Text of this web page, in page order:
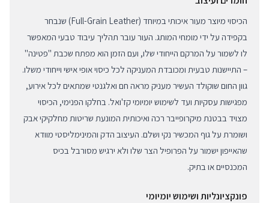
הכיסוי מיוצר מעור איכותי במיוחד (Full-Grain Leather) שנבחר
בקפידה על ידי מומחי המותג. העור עובר תהליך עיבוד טבעי המאפשר
לו לשמור על המרקם הייחודי שלו, ועם הזמן הוא מפתח שכבת "פטינה"
– התיישנות טבעית ומכובדת המעניקה לכל כיסוי אופי אישי וייחודי משלו.
גוון החום שוקולד העשיר מעניק מראה חם ואלגנטי שמתאים לכל אירוע,
מפגישות עסקיות ועד לשימוש יומיומי קז'ואל. בחלקו הפנימי, הכיסוי
מצויד בבטנת מיקרופייבר רכה ואיכותית המונעת שריטות מחלקיקי אבק
ושומרת על גוף המכשיר נקי ושלם. העיצוב הדק והמינימליסטי מוודא
שהאייפון ישמור על הפרופיל הצר שלו ולא ירגיש מסורבל בכיס
המכנסיים או בתיק.
פונקציונליות ושימוש יומיומי